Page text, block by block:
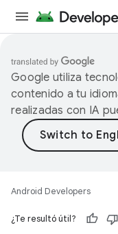
Google utiliza
contenido a tu
realizadas con IA
Android Developers
¿Te resultó útil?